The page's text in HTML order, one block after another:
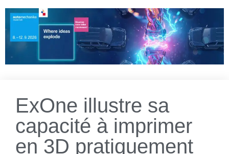
ExOne illustre sa
capacité à imprimer
en 3D pratiquement